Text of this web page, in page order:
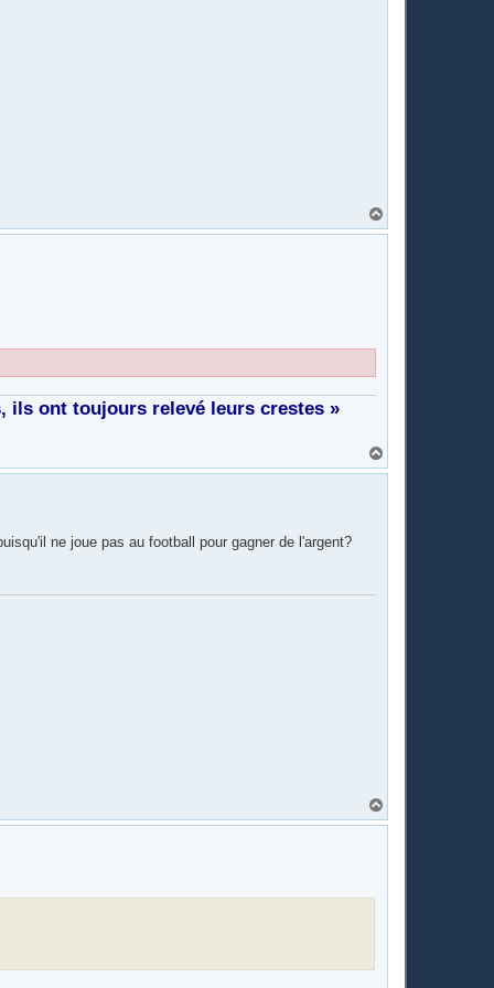
a
ils ont toujours relevé leurs crestes »
a
ne joue pas au football pour gagner de l'argent?
a